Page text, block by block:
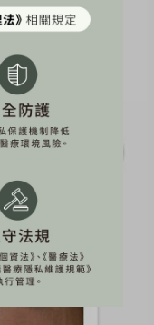
影響深層的組織
周輪廓下垂問